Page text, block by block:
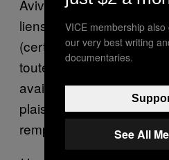
Aviv. Pour ces lecteurs,
liens familiaux terribles
(certains étaient revenus
toute leur famille y avait
avait pas de second
plaisir trouble, malsain,
remplissaient leur
VICE membership
our very best writing
documentaries.
See All